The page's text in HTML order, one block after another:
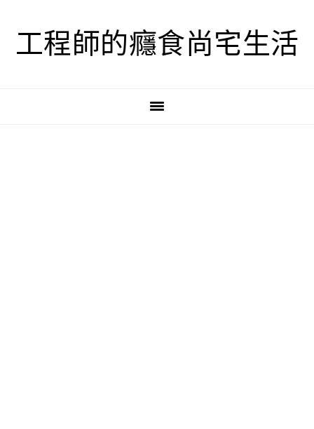
工程師的癮食尚宅生活